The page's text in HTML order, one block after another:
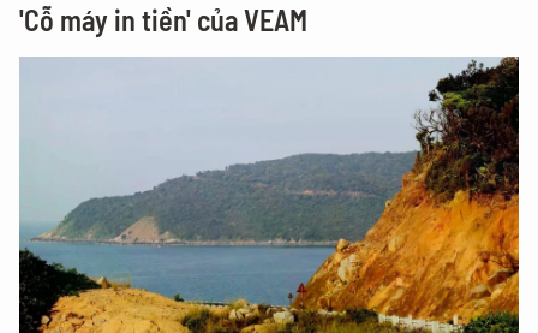
'Cỗ máy in tiền' của VEAM